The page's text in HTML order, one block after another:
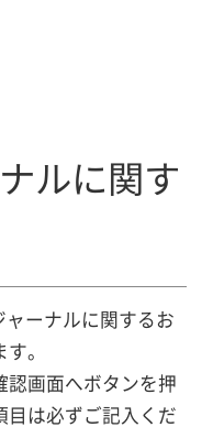
ルに関す
ーナルに関するお
。
画面へボタンを押
目は必ずご記入くだ